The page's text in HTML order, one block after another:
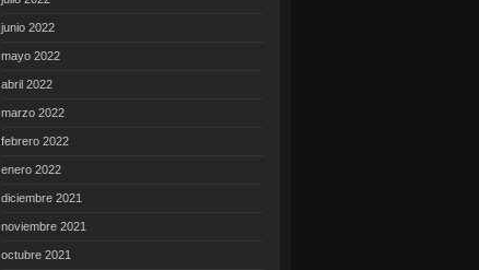
junio 2022
mayo 2022
abril 2022
marzo 2022
febrero 2022
enero 2022
diciembre 2021
noviembre 2021
octubre 2021